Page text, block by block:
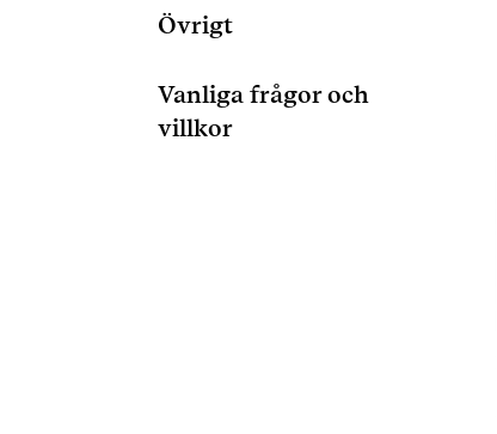
Övrigt
Vanliga frågor och
villkor